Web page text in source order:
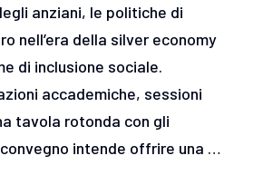
anziani, le politiche di
nell’era della silver economy
di inclusione sociale.
accademiche, sessioni
tavola rotonda con gli
intende offrire una …